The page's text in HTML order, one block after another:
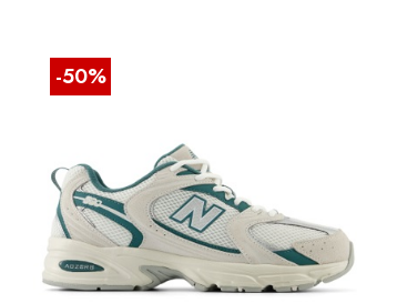
-50%